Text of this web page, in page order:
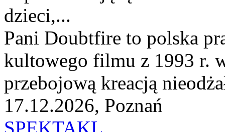
dzieci,...
Pani Doubtfire to polska
kultowego filmu z 1993 r.
przebojową kreacją
17.12.2026, Poznań